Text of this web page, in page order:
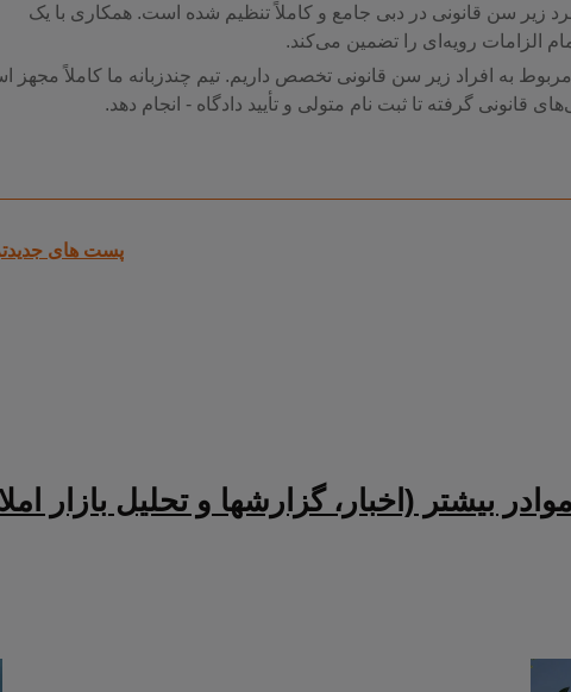
زیر سن قانونی در دبی جامع و کاملاً تنظیم شده است. همکاری با یک
الزامات رویه‌ای را تضمین می‌کند.
به افراد زیر سن قانونی تخصص داریم. تیم چندزبانه ما کاملاً مجهز
قانونی گرفته تا ثبت نام متولی و تأیید دادگاه - انجام دهد.
پست های
موادر بیشتر (اخبار، گزارشها و تحلیل بازار